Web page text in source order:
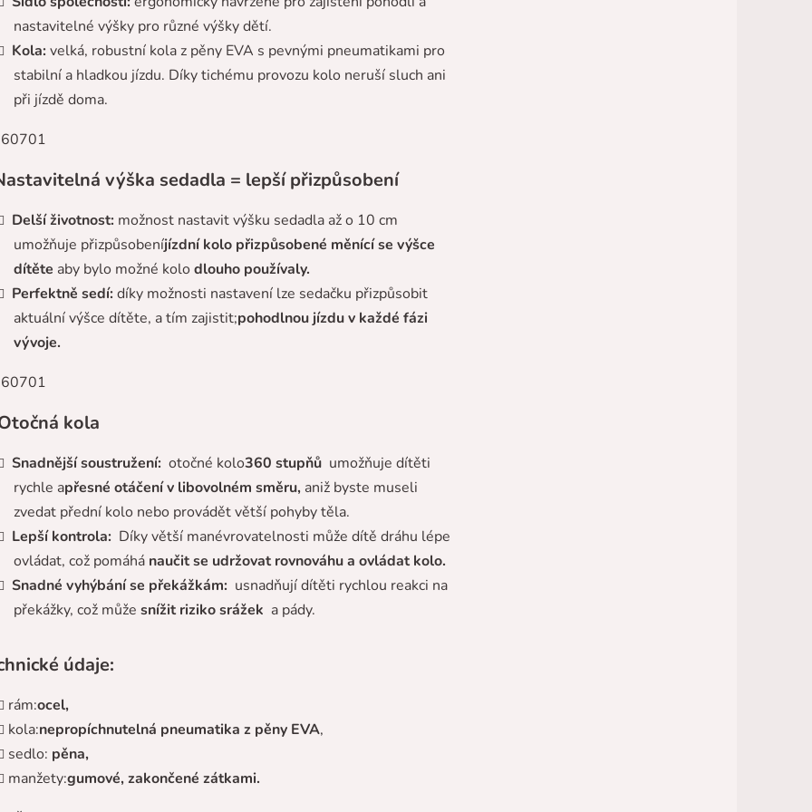
nastavitelné výšky pro různé výšky dětí.
Kola:velká, robustní kola z pěny EVA s pevnými pneumatikami pro
stabilní a hladkou jízdu. Díky tichému provozu kolo neruší sluch ani
při jízdě doma.
výška sedadla = lepší přizpůsobení
Delší životnost: možnost nastavit výšku sedadla až o 10 cm
umožňuje přizpůsobeníjízdní kolo přizpůsobené měnící se výšce
dítěte aby bylo možné kolodlouho používaly.
Perfektně sedí:díky možnosti nastavení lze sedačku přizpůsobit
aktuální výšce dítěte, a tím zajistit;pohodlnou jízdu v každé fázi
vývoje.
kola
Snadnější soustružení: otočné kolo360 stupňů umožňuje dítěti
rychle apřesné otáčení v libovolném směru, aniž byste museli
zvedat přední kolo nebo provádět větší pohyby těla.
Lepší kontrola: Díky větší manévrovatelnosti může dítě dráhu lépe
ovládat, což pomáhá naučit se udržovat rovnováhu a ovládat kolo.
Snadné vyhýbání se překážkám: usnadňují dítěti rychlou reakci na
překážky, což může snížit riziko srážek a pády.
údaje:
rám:ocel,
kola:nepropíchnutelná pneumatika z pěny EVA,
sedlo: pěna,
manžety:gumové, zakončené zátkami.